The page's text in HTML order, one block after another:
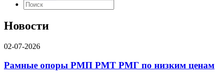
Новости
02-07-2026
Рамные опоры РМП РМТ РМГ по низким ценам